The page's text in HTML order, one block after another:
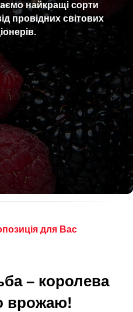
найкращі сорти
провідних світових
для Вас
– королева
врожаю!